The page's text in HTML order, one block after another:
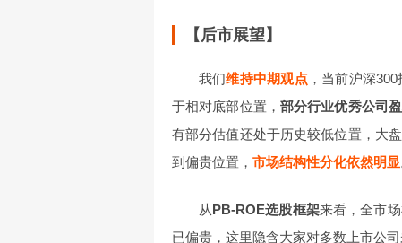
【后市展望】
我们维持中期观点，当前沪深
于相对底部位置， 部分行业优秀公司
有部分估值还处于历史较低位置，大
到偏贵位置， 市场结构性分化依然明显
从PB-ROE选股框架来看，全市
已偏贵，这里隐含大家对多数上市公